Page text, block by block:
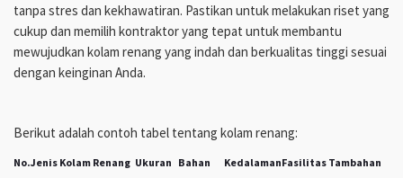
tanpa stres dan kekhawatiran. Pastikan untuk melakukan riset yang
cukup dan memilih kontraktor yang tepat untuk membantu
mewujudkan kolam renang yang indah dan berkualitas tinggi sesuai
dengan keinginan Anda.
Berikut adalah contoh tabel tentang kolam renang:
No.Jenis Kolam Renang Ukuran Bahan KedalamanFasilitas Tambahan